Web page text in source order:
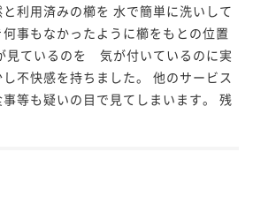
利用済みの櫛を 水で簡単に洗いして
事もなかったように櫛をもとの位置
見ているのを 気が付いているのに実
不快感を持ちました。 他のサービス
等も疑いの目で見てしまいます。 残